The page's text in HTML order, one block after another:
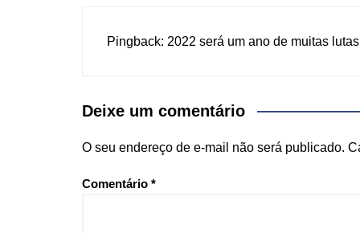
Pingback: 2022 será um ano de muitas
Deixe um comentário
O seu endereço de e-mail não será publicado.
Comentário *